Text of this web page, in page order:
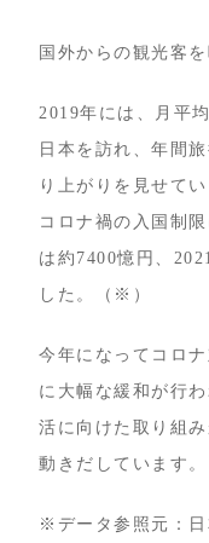
国外からの観光客
2019年には、月平
日本を訪れ、年間
り上がりを見せてい
コロナ禍の入国制
は約7400憶円、
した。（※）
今年になってコロ
に大幅な緩和が行
活に向けた取り組
動きだしています。
※データ参照元：